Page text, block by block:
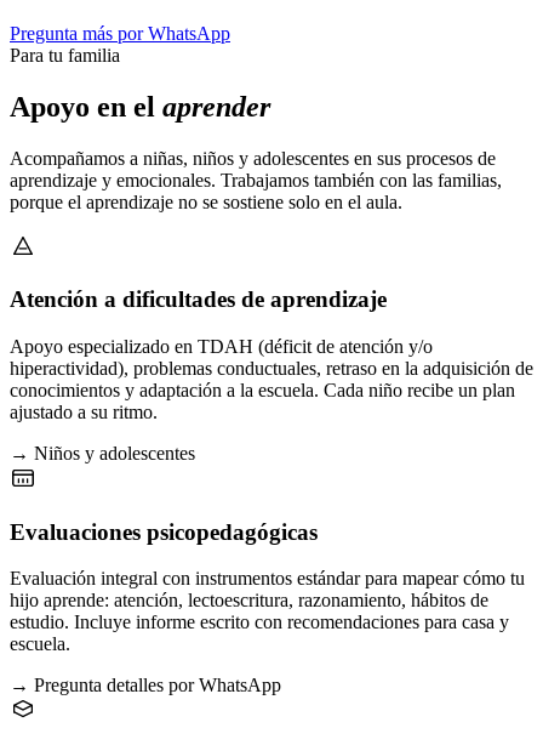
Pregunta más por WhatsApp
Para tu familia
Apoyo en el aprender
Acompañamos a niñas, niños y adolescentes en sus procesos de
aprendizaje y emocionales. Trabajamos también con las familias,
porque el aprendizaje no se sostiene solo en el aula.
Atención a dificultades de aprendizaje
Apoyo especializado en TDAH (déficit de atención y/o
hiperactividad), problemas conductuales, retraso en la adquisición de
conocimientos y adaptación a la escuela. Cada niño recibe un plan
ajustado a su ritmo.
→ Niños y adolescentes
Evaluaciones psicopedagógicas
Evaluación integral con instrumentos estándar para mapear cómo tu
hijo aprende: atención, lectoescritura, razonamiento, hábitos de
estudio. Incluye informe escrito con recomendaciones para casa y
escuela.
→ Pregunta detalles por WhatsApp